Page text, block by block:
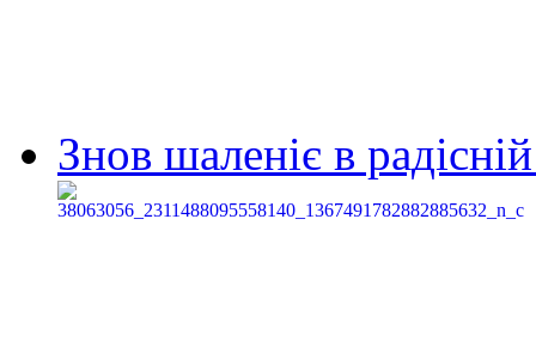
Знов шаленіє в